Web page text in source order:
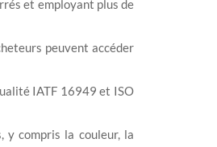
et employant plus de
peuvent accéder
IATF 16949 et ISO
y compris la couleur, la